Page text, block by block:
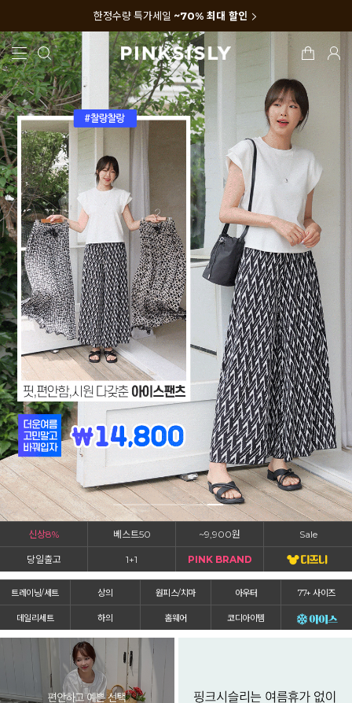
한정수량 특가세일 ~70% 최대 할인
신상8% 베스트50 ~9,900원 Sale
당일출고 1+1 PINK BRAND
트레이닝/세트 상의 원피스/치마 아우터 77+ 사이즈
데일리세트 하의 홈웨어 코디아이템